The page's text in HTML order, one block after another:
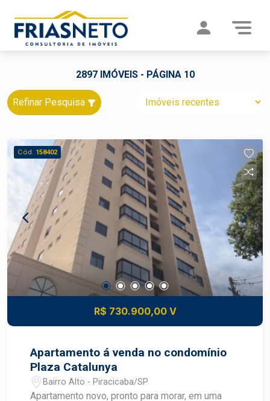
2897 IMÓVEIS - PÁGINA 10
Refinar Pesquisa
Cód. 158402
R$ 730.900,00 V
Apartamento á venda no condomínio
Plaza Catalunya
Bairro Alto - Piracicaba/SP
Apartamento novo, pronto para morar, em uma